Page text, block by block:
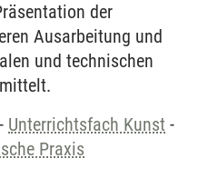
der
Ausarbeitung und
und technischen
- Unterrichtsfach Kunst -
Praxis